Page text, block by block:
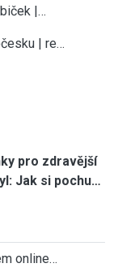
|…
| re…
pro zdravější
Jak si pochu…
online…